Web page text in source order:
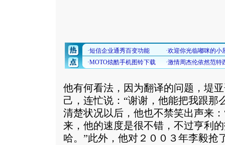
他有何看法，因为翻译的问题，堤
己，连忙说：“谢谢，他能把我跟
清楚状况以后，他也不禁笑出声来
来，他的速度是很不错，不过亨利
哈。”此外，他对２００３年李毅抢